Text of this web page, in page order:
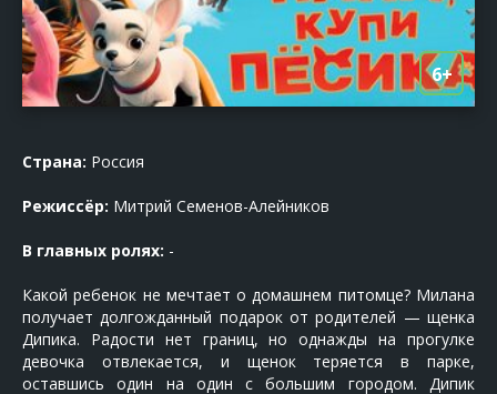
6+
Страна: Россия
Режиссёр: Митрий Семенов-Алейников
В главных ролях: -
Какой ребенок не мечтает о домашнем питомце? Милана
получает долгожданный подарок от родителей — щенка
Дипика. Радости нет границ, но однажды на прогулке
девочка отвлекается, и щенок теряется в парке,
оставшись один на один с большим городом. Дипик